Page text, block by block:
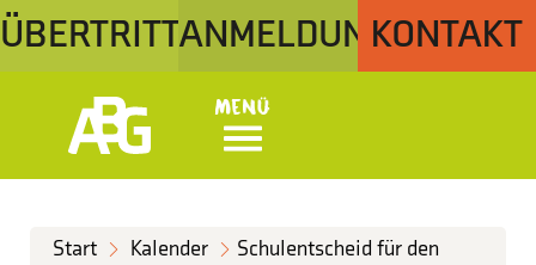
ÜBERTRITTANMELDUNGKONTAKT
Menü
Start Kalender
Schulentscheid für den